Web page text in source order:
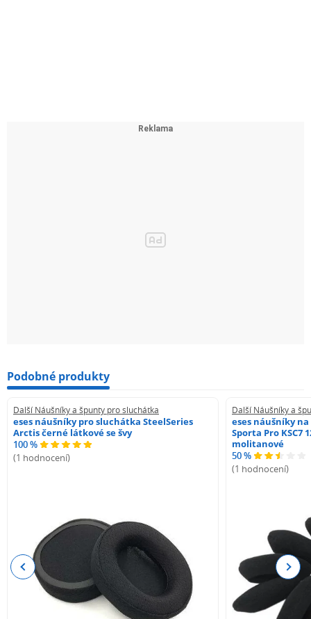
Podobné produkty
Další Náušníky a špunty pro sluchátka
eses náušníky pro sluchátka SteelSeries
Arctis černé látkové se švy
100 %
(1 hodnocení)
Další Náušníky a
eses náušníky
Sporta Pro KSC7
molitanové
50 %
(1 hodnocení)
Previous Next